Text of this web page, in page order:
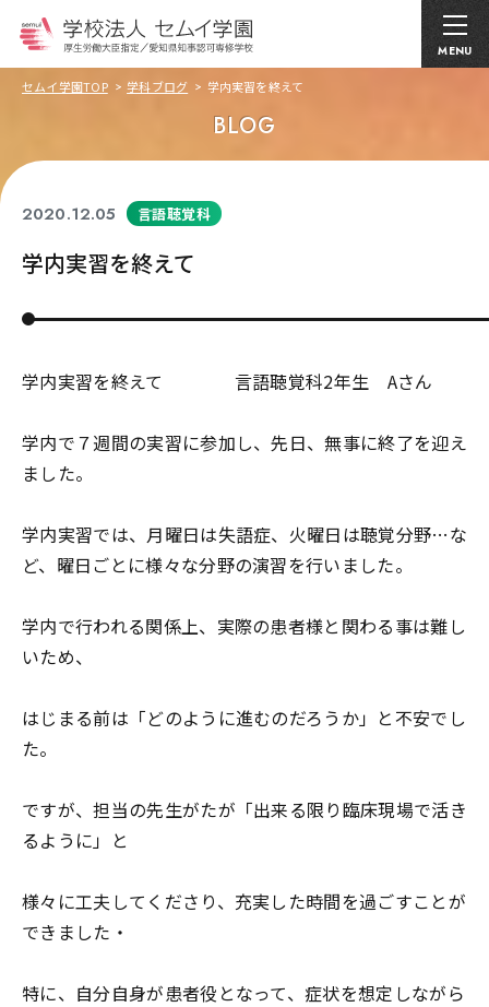
MENU
セムイ学園TOP 学科ブログ 学内実習を終えて
BLOG
2020.12.05 言語聴覚科
学内実習を終えて
学内実習を終えて 言語聴覚科2年生 Aさん
学内で７週間の実習に参加し、先日、無事に終了を迎え
ました。
学内実習では、月曜日は失語症、火曜日は聴覚分野…な
ど、曜日ごとに様々な分野の演習を行いました。
学内で行われる関係上、実際の患者様と関わる事は難し
いため、
はじまる前は「どのように進むのだろうか」と不安でし
た。
ですが、担当の先生がたが「出来る限り臨床現場で活き
るように」と
様々に工夫してくださり、充実した時間を過ごすことが
できました・
特に、自分自身が患者役となって、症状を想定しながら